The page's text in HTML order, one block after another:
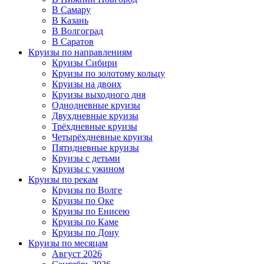
В Самару
В Казань
В Волгоград
В Саратов
Круизы по направлениям
Круизы Сибири
Круизы по золотому кольцу
Круизы на двоих
Круизы выходного дня
Однодневные круизы
Двухдневные круизы
Трёхдневные круизы
Четырёхдневные круизы
Пятидневные круизы
Круизы с детьми
Круизы с ужином
Круизы по рекам
Круизы по Волге
Круизы по Оке
Круизы по Енисею
Круизы по Каме
Круизы по Дону
Круизы по месяцам
Август 2026